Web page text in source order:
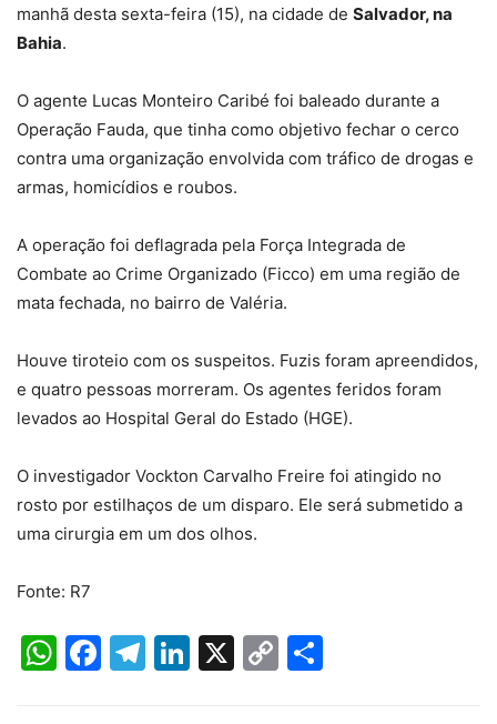
manhã desta sexta-feira (15), na cidade de Salvador, na
Bahia.
O agente Lucas Monteiro Caribé foi baleado durante a
Operação Fauda, que tinha como objetivo fechar o cerco
contra uma organização envolvida com tráfico de drogas e
armas, homicídios e roubos.
A operação foi deflagrada pela Força Integrada de
Combate ao Crime Organizado (Ficco) em uma região de
mata fechada, no bairro de Valéria.
Houve tiroteio com os suspeitos. Fuzis foram apreendidos,
e quatro pessoas morreram. Os agentes feridos foram
levados ao Hospital Geral do Estado (HGE).
O investigador Vockton Carvalho Freire foi atingido no
rosto por estilhaços de um disparo. Ele será submetido a
uma cirurgia em um dos olhos.
Fonte: R7
WhatsApp
Facebook
Telegram
LinkedIn
X
Copy